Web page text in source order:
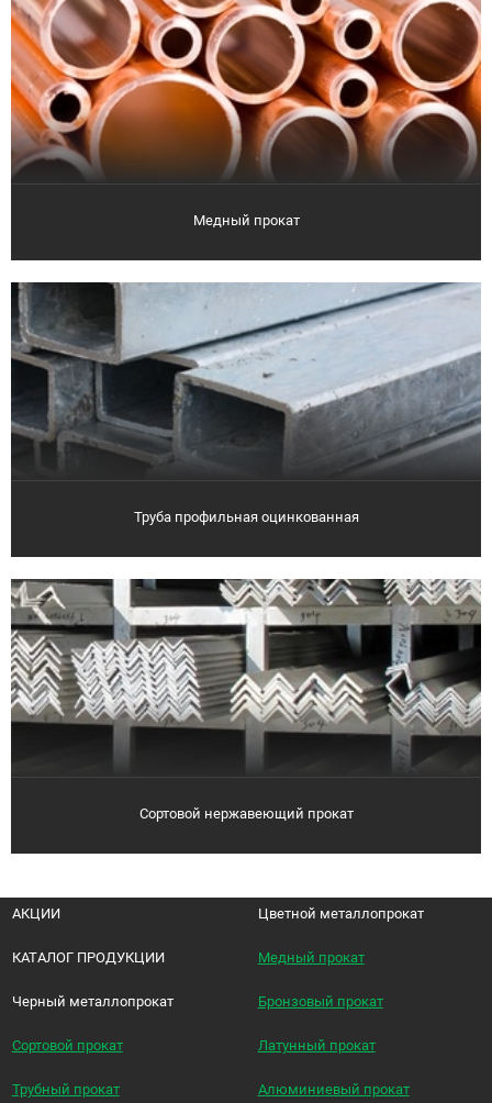
Медный прокат
Труба профильная оцинкованная
Сортовой нержавеющий прокат
АКЦИИ
КАТАЛОГ ПРОДУКЦИИ
Черный металлопрокат
Сортовой прокат
Трубный прокат
Цветной металлопрокат
Медный прокат
Бронзовый прокат
Латунный прокат
Алюминиевый прокат